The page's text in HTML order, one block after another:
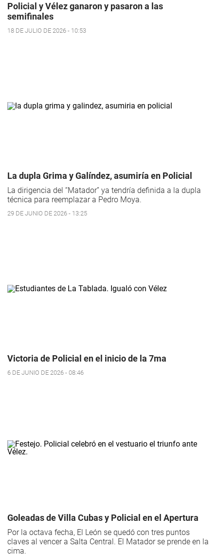
Policial y Vélez ganaron y pasaron a las
semifinales
18 DE JULIO DE 2026 - 10:53
La dupla Grima y Galíndez, asumiría en Policial
La dirigencia del “Matador” ya tendría definida a la dupla
técnica para reemplazar a Pedro Moya.
29 DE JUNIO DE 2026 - 13:25
Victoria de Policial en el inicio de la 7ma
6 DE JUNIO DE 2026 - 08:46
Goleadas de Villa Cubas y Policial en el Apertura
Por la octava fecha, El León se quedó con tres puntos
claves al vencer a Salta Central. El Matador se prende en la
cima.